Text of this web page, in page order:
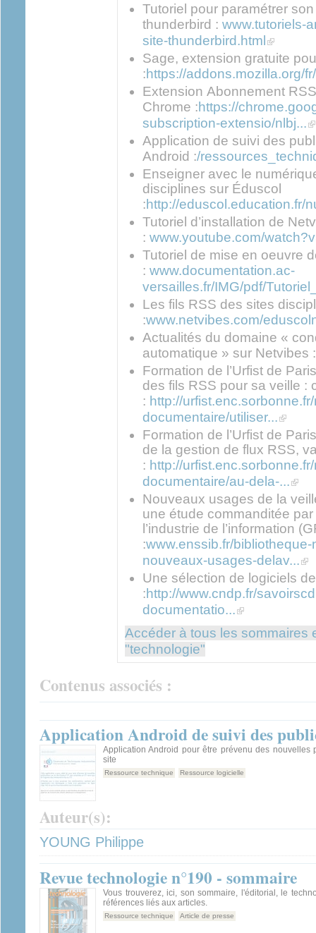
Tutoriel pour paramétrer
thunderbird : www.tutoriels-
site-thunderbird.html(link is
Sage, extension gratuite
:https://addons.mozilla.org/
Extension Abonnement
Chrome :https://
subscription-extensio/nlbj...
Application de suivi des
Android :/
Enseigner avec le
disciplines sur Éduscol
:http://eduscol.education.fr/
Tutoriel d’installation de
: www.youtube.com/
Tutoriel de mise en oeuvre
: www.documentation.ac-
versailles.fr/IMG/pdf/
Les fils RSS des sites
:www.netvibes.com/
(link is external)
Actualités du domaine «
automatique » sur Netvibes :
Formation de l’Urfist de
des fils RSS pour sa veille :
: http://
documentaire/utiliser...(link is
Formation de l’Urfist de
de la gestion de flux RSS,
: http://
documentaire/au-dela-...(link
Nouveaux usages de la
une étude commanditée
l’industrie de l’information
:www.enssib.fr/
nouveaux-usages-delav...
Une sélection de logiciels
:http://www.cndp.fr/
documentatio...(link is external)
Accéder à tous les sommaires
"technologie"
Contenus associés :
Application Android de suivi des
Application Android pour être prévenu des nouvelles
site
Ressource technique Ressource logicielle
Auteur(s):
YOUNG Philippe
Revue technologie n°190 - sommaire
Vous trouverez, ici, son sommaire, l'éditorial, le
références liés aux articles.
Ressource technique Article de presse